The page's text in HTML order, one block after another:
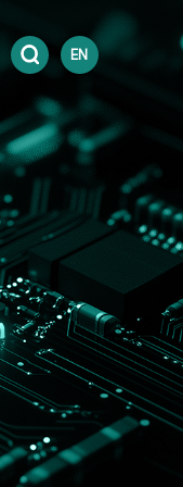
EN